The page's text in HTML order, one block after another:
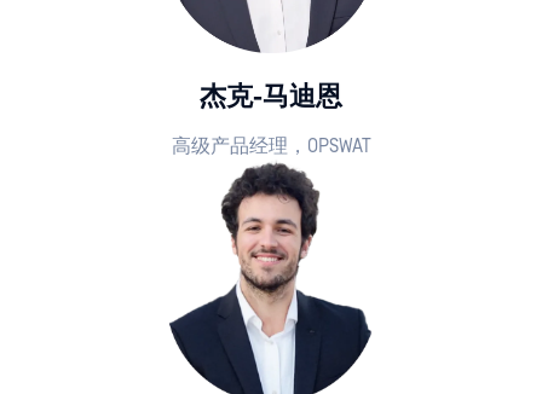
杰克-马迪恩
高级产品经理，OPSWAT